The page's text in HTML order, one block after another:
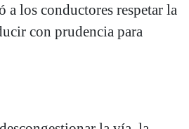
a los conductores respetar la
con prudencia para